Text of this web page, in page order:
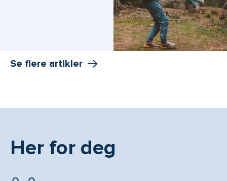
Se flere artikler
Her for deg